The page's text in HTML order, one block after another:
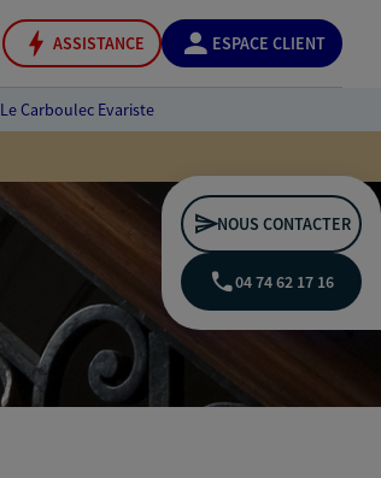
ASSISTANCE ESPACE CLIENT
Le Carboulec Evariste
NOUS CONTACTER
04 74 62 17 16